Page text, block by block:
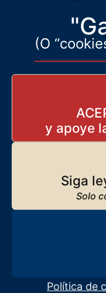
(O
Siga
Política de